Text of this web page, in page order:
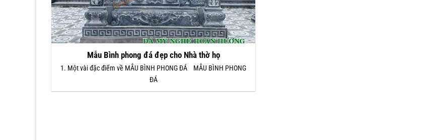
Mẫu Bình phong đá đẹp cho Nhà thờ họ
1. Một vài đặc điểm về MẪU BÌNH PHONG ĐÁ MẪU BÌNH PHONG
ĐÁ